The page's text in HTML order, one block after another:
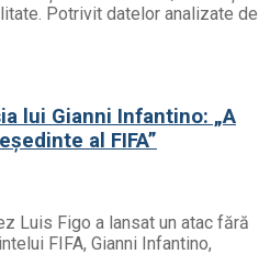
Potrivit datelor analizate de
lui Gianni Infantino: „A
al FIFA”
Luis Figo a lansat un atac fără
FIFA, Gianni Infantino,